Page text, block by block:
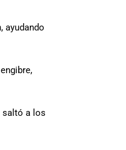
ayudando
saltó a los